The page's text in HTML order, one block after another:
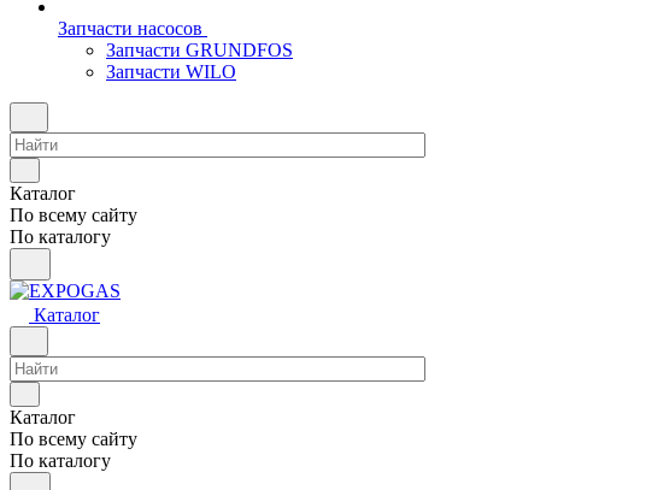
Запчасти насосов
Запчасти GRUNDFOS
Запчасти WILO
Каталог
По всему сайту
По каталогу
Каталог
Каталог
По всему сайту
По каталогу